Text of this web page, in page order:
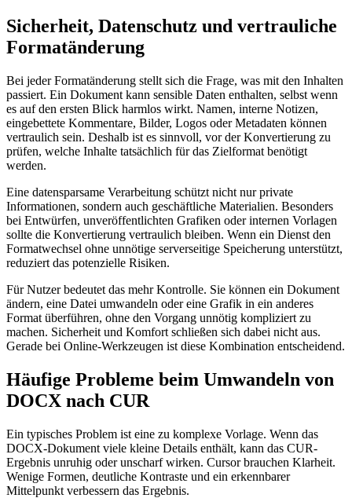
Sicherheit, Datenschutz und vertrauliche
Formatänderung
Bei jeder Formatänderung stellt sich die Frage, was mit den Inhalten
passiert. Ein Dokument kann sensible Daten enthalten, selbst wenn
es auf den ersten Blick harmlos wirkt. Namen, interne Notizen,
eingebettete Kommentare, Bilder, Logos oder Metadaten können
vertraulich sein. Deshalb ist es sinnvoll, vor der Konvertierung zu
prüfen, welche Inhalte tatsächlich für das Zielformat benötigt
werden.
Eine datensparsame Verarbeitung schützt nicht nur private
Informationen, sondern auch geschäftliche Materialien. Besonders
bei Entwürfen, unveröffentlichten Grafiken oder internen Vorlagen
sollte die Konvertierung vertraulich bleiben. Wenn ein Dienst den
Formatwechsel ohne unnötige serverseitige Speicherung unterstützt,
reduziert das potenzielle Risiken.
Für Nutzer bedeutet das mehr Kontrolle. Sie können ein Dokument
ändern, eine Datei umwandeln oder eine Grafik in ein anderes
Format überführen, ohne den Vorgang unnötig kompliziert zu
machen. Sicherheit und Komfort schließen sich dabei nicht aus.
Gerade bei Online-Werkzeugen ist diese Kombination entscheidend.
Häufige Probleme beim Umwandeln von
DOCX nach CUR
Ein typisches Problem ist eine zu komplexe Vorlage. Wenn das
DOCX-Dokument viele kleine Details enthält, kann das CUR-
Ergebnis unruhig oder unscharf wirken. Cursor brauchen Klarheit.
Wenige Formen, deutliche Kontraste und ein erkennbarer
Mittelpunkt verbessern das Ergebnis.